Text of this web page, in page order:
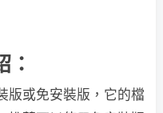
版或免安裝版，它的檔